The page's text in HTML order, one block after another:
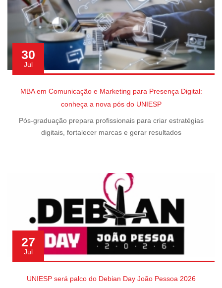
30
Jul
MBA em Comunicação e Marketing para Presença Digital:
conheça a nova pós do UNIESP
Pós-graduação prepara profissionais para criar estratégias
digitais, fortalecer marcas e gerar resultados
27
Jul
UNIESP será palco do Debian Day João Pessoa 2026